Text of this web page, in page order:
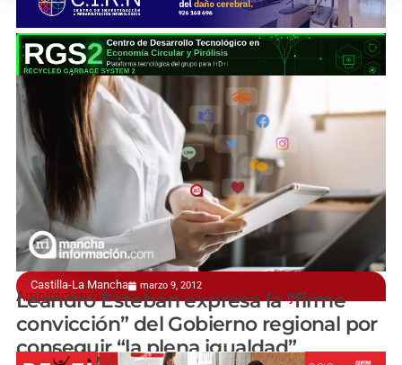
Castilla-La Mancha marzo 9, 2012
Ampliación del número de centros de la mujer
Leandro Esteban expresa la “firme
convicción” del Gobierno regional por
conseguir “la plena igualdad”
manchainformacion.com